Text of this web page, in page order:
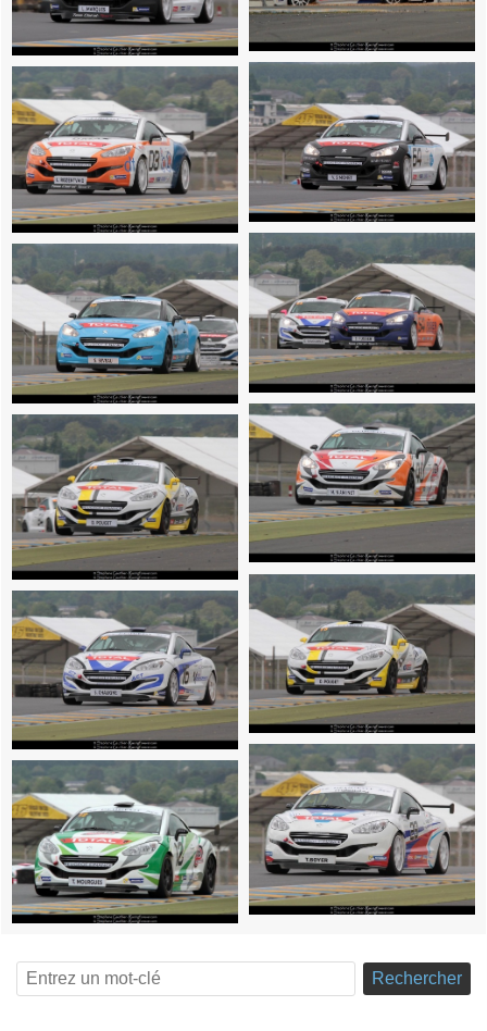
Rechercher